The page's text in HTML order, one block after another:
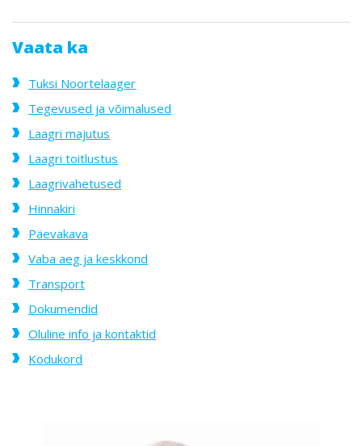
Vaata ka
Tuksi Noortelaager
Tegevused ja võimalused
Laagri majutus
Laagri toitlustus
Laagrivahetused
Hinnakiri
Päevakava
Vaba aeg ja keskkond
Transport
Dokumendid
Oluline info ja kontaktid
Kodukord